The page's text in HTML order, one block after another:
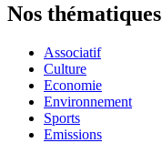
Nos thématiques
Associatif
Culture
Economie
Environnement
Sports
Emissions